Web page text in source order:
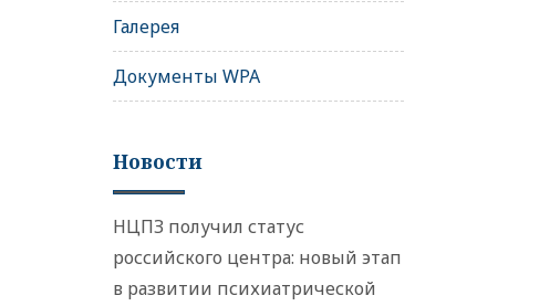
Галерея
Документы WPA
Новости
НЦПЗ получил статус
российского центра: новый этап
в развитии психиатрической